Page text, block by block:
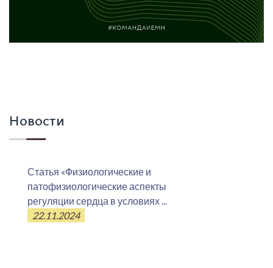
Новости
Статья «Физиологические и
патофизиологические аспекты
регуляции сердца в условиях ...
22.11.2024